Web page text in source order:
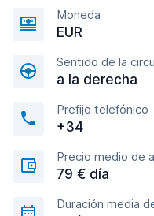
Moneda
EUR
Sentido de la
a la derecha
Prefijo telefónico
+34
Precio medio de
79 € día
Duración media